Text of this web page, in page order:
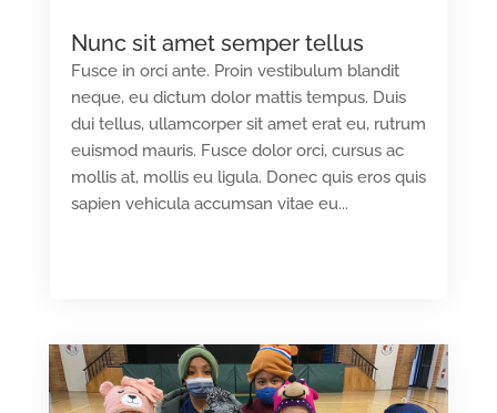
Nunc sit amet semper tellus
Fusce in orci ante. Proin vestibulum blandit
neque, eu dictum dolor mattis tempus. Duis
dui tellus, ullamcorper sit amet erat eu, rutrum
euismod mauris. Fusce dolor orci, cursus ac
mollis at, mollis eu ligula. Donec quis eros quis
sapien vehicula accumsan vitae eu...